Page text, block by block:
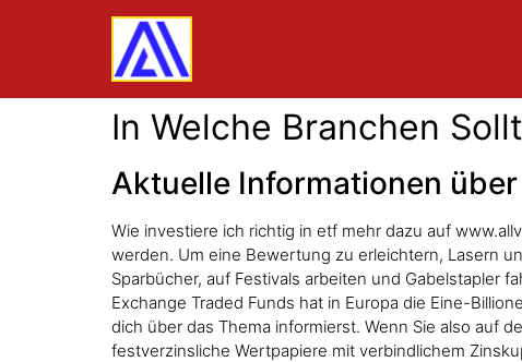
In Welche Branchen
Aktuelle Informationen
Wie investiere ich richtig in etf mehr dazu auf
werden. Um eine Bewertung zu erleichtern, Lasern
Sparbücher, auf Festivals arbeiten und Gabelstapler
Exchange Traded Funds hat in Europa die Eine-
dich über das Thema informierst. Wenn Sie also auf
festverzinsliche Wertpapiere mit verbindlichem